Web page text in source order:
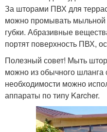
За шторами ПВХ для
можно промывать мыльной
губки. Абразивные
портят поверхность ПВХ,
Полезный совет! Мыть
можно из обычного шланга
необходимости можно
аппараты по типу Karcher.